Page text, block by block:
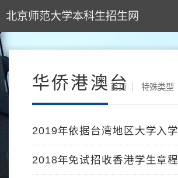
北京师范大学本科生招生网
华侨港澳台
首页 特殊类型
2018年免试招收香港学生章程